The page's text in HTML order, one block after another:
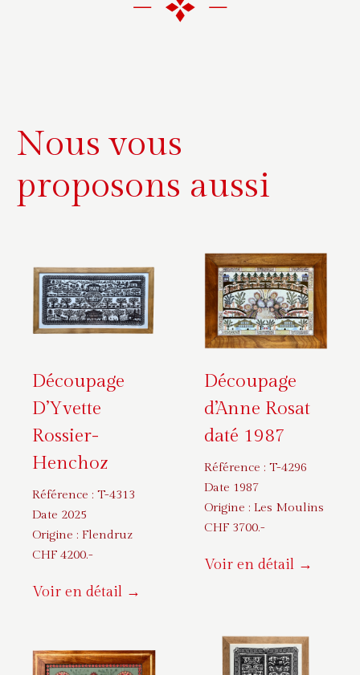
v
e
:
Nous vous
proposons aussi
Découpage
D’Yvette
Rossier-
Henchoz
Référence : T-4313
Date 2025
Origine : Flendruz
CHF 4200.-
Voir en détail →
Découpage
d’Anne Rosat
daté 1987
Référence : T-4296
Date 1987
Origine : Les Moulins
CHF 3700.-
Voir en détail →